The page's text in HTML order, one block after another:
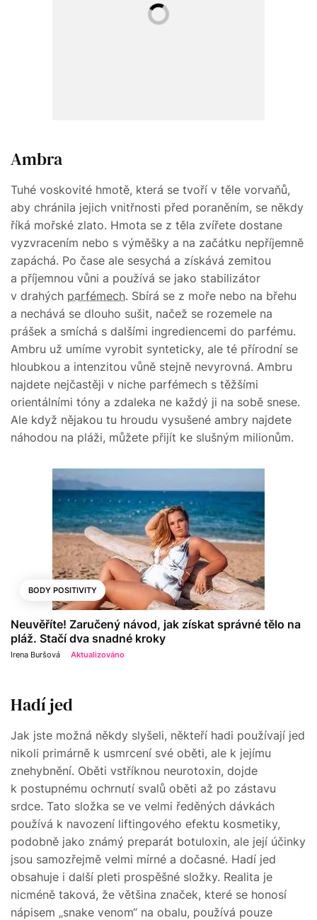
Ambra
Tuhé voskovité hmotě, která se tvoří v těle vorvaňů,
aby chránila jejich vnitřnosti před poraněním, se někdy
říká mořské zlato. Hmota se z těla zvířete dostane
vyzvracením nebo s výměšky a na začátku nepříjemně
zapáchá. Po čase ale sesychá a získává zemitou
a příjemnou vůni a používá se jako stabilizátor
v drahých parfémech. Sbírá se z moře nebo na břehu
a nechává se dlouho sušit, načež se rozemele na
prášek a smíchá s dalšími ingrediencemi do parfému.
Ambru už umíme vyrobit synteticky, ale té přírodní se
hloubkou a intenzitou vůně stejně nevyrovná. Ambru
najdete nejčastěji v niche parfémech s těžšími
orientálními tóny a zdaleka ne každý ji na sobě snese.
Ale když nějakou tu hroudu vysušené ambry najdete
náhodou na pláži, můžete přijít ke slušným milionům.
BODY POSITIVITY
Neuvěříte! Zaručený návod, jak získat správné tělo na
pláž. Stačí dva snadné kroky
Irena Buršová Aktualizováno
Hadí jed
Jak jste možná někdy slyšeli, někteří hadi používají jed
nikoli primárně k usmrcení své oběti, ale k jejímu
znehybnění. Oběti vstříknou neurotoxin, dojde
k postupnému ochrnutí svalů oběti až po zástavu
srdce. Tato složka se ve velmi ředěných dávkách
používá k navození liftingového efektu kosmetiky,
podobně jako známý preparát botuloxin, ale její účinky
jsou samozřejmě velmi mírné a dočasné. Hadí jed
obsahuje i další pleti prospěšné složky. Realita je
nicméně taková, že většina značek, které se honosí
nápisem „snake venom“ na obalu, používá pouze